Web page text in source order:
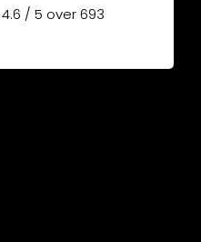
4.6 / 5 over693